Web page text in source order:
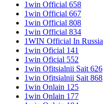
1win Official 658
1win Official 667
1win Official 808
1win Official 834
1WIN Official In Russia
1win Oficial 141
1win Oficial 552
1win Ofitsialnii Sait 626
1win Ofitsialnii Sait 868
1win Onlain 125
1win Onlain 177